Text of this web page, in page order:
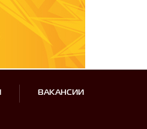
ВАКАНСИИ